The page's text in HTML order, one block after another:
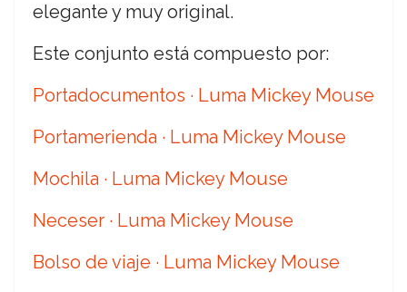
elegante y muy original.
Este conjunto está compuesto por:
Portadocumentos · Luma Mickey Mouse
Portamerienda · Luma Mickey Mouse
Mochila · Luma Mickey Mouse
Neceser · Luma Mickey Mouse
Bolso de viaje · Luma Mickey Mouse